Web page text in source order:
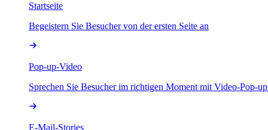
Startseite
Begeistern Sie Besucher von der ersten Seite an
Pop-up-Video
Sprechen Sie Besucher im richtigen Moment mit Video-Pop-
E-Mail-Stories